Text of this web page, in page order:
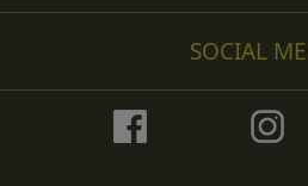
SOCIAL